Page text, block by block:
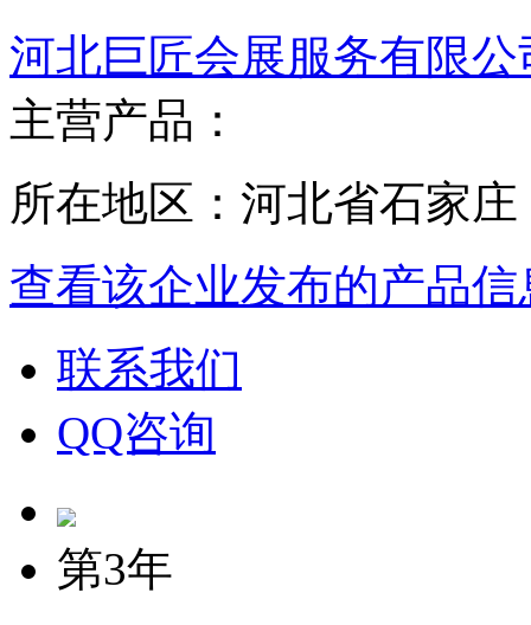
河北巨匠会展服务有限公
主营产品：
所在地区：河北省石家庄
查看该企业发布的产品信
联系我们
QQ咨询
第3年